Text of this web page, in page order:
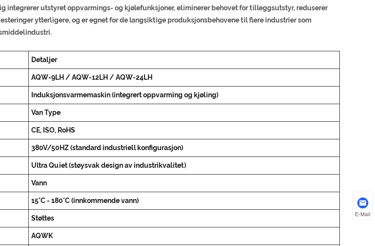
integrerer utstyret oppvarmings- og kjølefunksjoner, eliminerer behovet for tilleggsutstyr, reduserer
ytterligere, og er egnet for de langsiktige produksjonsbehovene til flere industrier som
Detaljer
AQW-9LH / AQW-12LH / AQW-24LH
Induksjonsvarmemaskin (integrert oppvarming og kjøling)
Van Type
CE, ISO, RoHS
380V/50HZ (standard industriell konfigurasjon)
Ultra Quiet (støysvak design av industrikvalitet)
Vann
15°C - 180°C (innkommende vann)
Støttes
AQWK
E-Mail